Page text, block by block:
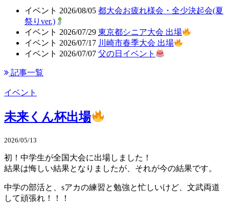
イベント 2026/08/05 都大会お疲れ様会・全少決起会(夏
祭りver.)
イベント 2026/07/29 東京都シニア大会 出場
イベント 2026/07/17 川崎市春季大会 出場
イベント 2026/07/07 父の日イベント
記事一覧
イベント
未来くん杯出場
2026/05/13
初！中学生が全国大会に出場しました！
結果は悔しい結果となりましたが、それが今の結果です。
中学の部活と、sアカの練習と勉強と忙しいけど、文武両道
して頑張れ！！！